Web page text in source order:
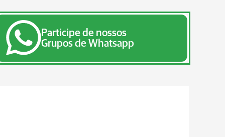
Participe de nossos
Grupos de Whatsapp